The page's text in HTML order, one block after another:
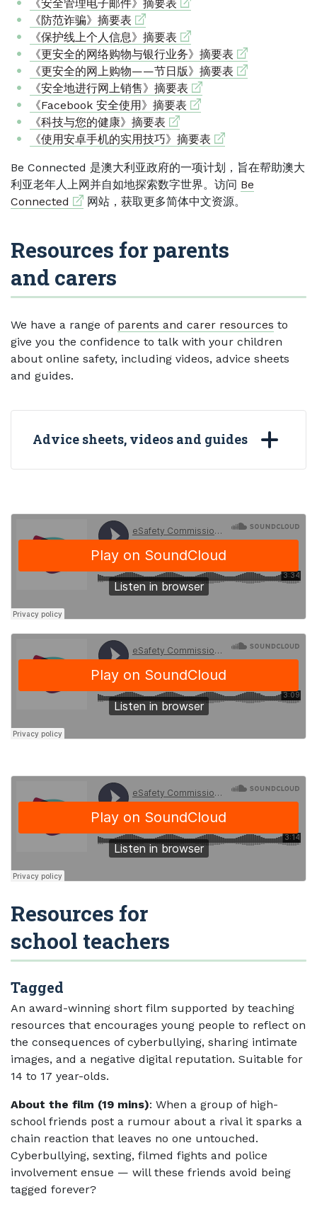
《安全管理电子邮件》摘要表
《防范诈骗》摘要表 External link
《保护线上个人信息》摘要表 External link
《更安全的网络购物与银行业务》摘要表 External link
《更安全的网上购物——节日版》摘要表 External link
《安全地进行网上销售》摘要表 External link
《Facebook 安全使用》摘要表 External link
《科技与您的健康》摘要表 External link
《使用安卓手机的实用技巧》摘要表 External link
Be Connected 是澳大利亚政府的一项计划，旨在帮助澳大
利亚老年人上网并自如地探索数字世界。访问 Be
Connected External link
网站，获取更多简体中文资源。
Resources for parents
and carers
We have a range of parents and carer resources to
give you the confidence to talk with your children
about online safety, including videos, advice sheets
and guides.
Advice sheets, videos and guides
Resources for
school teachers
Tagged
An award-winning short film supported by teaching
resources that encourages young people to reflect on
the consequences of cyberbullying, sharing intimate
images, and a negative digital reputation. Suitable for
14 to 17 year-olds.
About the film (19 mins): When a group of high-
school friends post a rumour about a rival it sparks a
chain reaction that leaves no one untouched.
Cyberbullying, sexting, filmed fights and police
involvement ensue — will these friends avoid being
tagged forever?